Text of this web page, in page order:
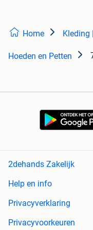
Home Kleding
Hoeden en Petten
2dehands Zakelijk
Help en info
Privacyverklaring
Privacyvoorkeuren